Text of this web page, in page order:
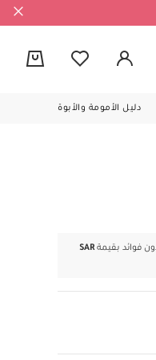
دليل الأمومة والأبوة
SAR